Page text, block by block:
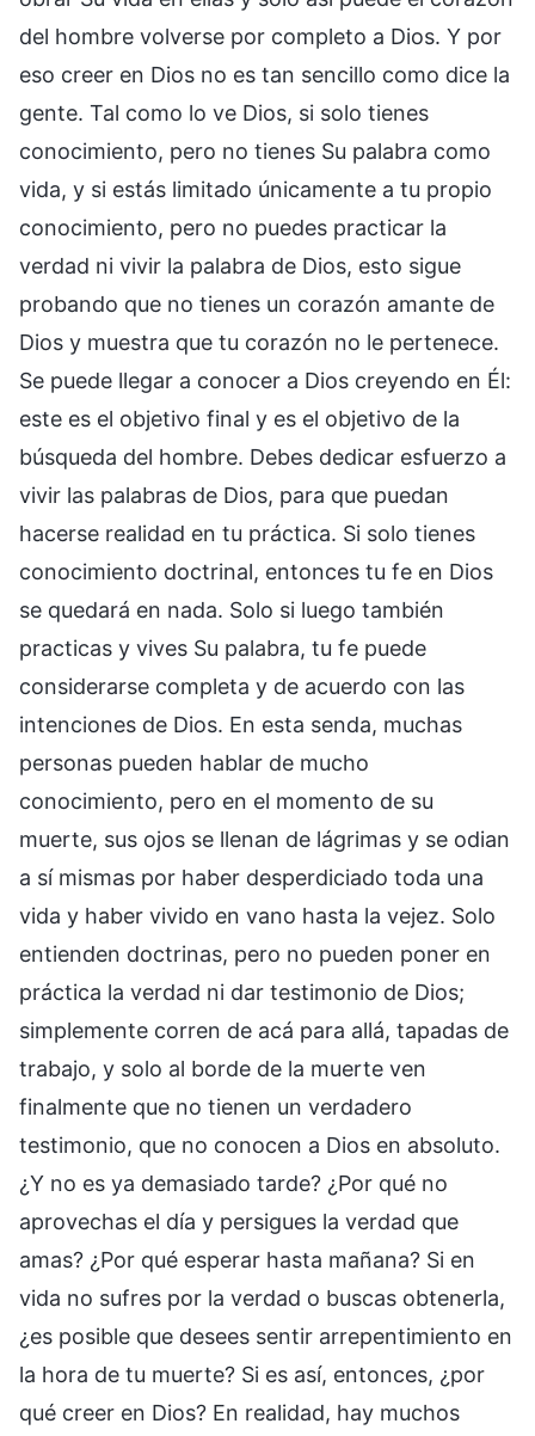
del hombre volverse por completo a Dios. Y por
eso creer en Dios no es tan sencillo como dice la
gente. Tal como lo ve Dios, si solo tienes
conocimiento, pero no tienes Su palabra como
vida, y si estás limitado únicamente a tu propio
conocimiento, pero no puedes practicar la
verdad ni vivir la palabra de Dios, esto sigue
probando que no tienes un corazón amante de
Dios y muestra que tu corazón no le pertenece.
Se puede llegar a conocer a Dios creyendo en Él:
este es el objetivo final y es el objetivo de la
búsqueda del hombre. Debes dedicar esfuerzo a
vivir las palabras de Dios, para que puedan
hacerse realidad en tu práctica. Si solo tienes
conocimiento doctrinal, entonces tu fe en Dios
se quedará en nada. Solo si luego también
practicas y vives Su palabra, tu fe puede
considerarse completa y de acuerdo con las
intenciones de Dios. En esta senda, muchas
personas pueden hablar de mucho
conocimiento, pero en el momento de su
muerte, sus ojos se llenan de lágrimas y se odian
a sí mismas por haber desperdiciado toda una
vida y haber vivido en vano hasta la vejez. Solo
entienden doctrinas, pero no pueden poner en
práctica la verdad ni dar testimonio de Dios;
simplemente corren de acá para allá, tapadas de
trabajo, y solo al borde de la muerte ven
finalmente que no tienen un verdadero
testimonio, que no conocen a Dios en absoluto.
¿Y no es ya demasiado tarde? ¿Por qué no
aprovechas el día y persigues la verdad que
amas? ¿Por qué esperar hasta mañana? Si en
vida no sufres por la verdad o buscas obtenerla,
¿es posible que desees sentir arrepentimiento en
la hora de tu muerte? Si es así, entonces, ¿por
qué creer en Dios? En realidad, hay muchos